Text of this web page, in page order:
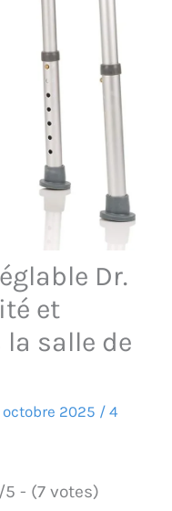
Dr.
et
salle de
octobre 2025 / 4
5 - (7 votes)